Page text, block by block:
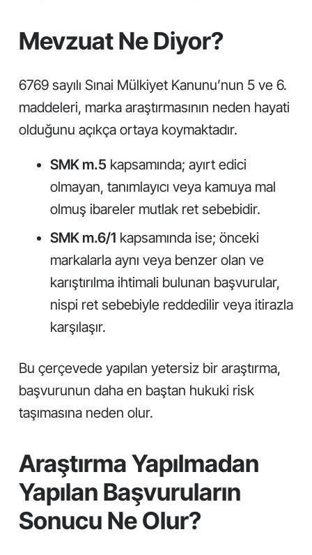
Mevzuat Ne Diyor?
6769 sayılı Sınai Mülkiyet Kanunu’nun 5 ve 6.
maddeleri, marka araştırmasının neden hayati
olduğunu açıkça ortaya koymaktadır.
SMK m.5 kapsamında; ayırt edici
olmayan, tanımlayıcı veya kamuya mal
olmuş ibareler mutlak ret sebebidir.
SMK m.6/1 kapsamında ise; önceki
markalarla aynı veya benzer olan ve
karıştırılma ihtimali bulunan başvurular,
nispi ret sebebiyle reddedilir veya itirazla
karşılaşır.
Bu çerçevede yapılan yetersiz bir araştırma,
başvurunun daha en baştan hukuki risk
taşımasına neden olur.
Araştırma Yapılmadan
Yapılan Başvuruların
Sonucu Ne Olur?